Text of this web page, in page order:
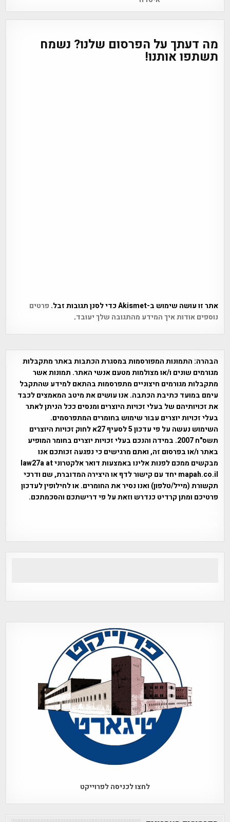
מה דעתך על הפרסום שלנו? נשמח
תשתפו אותנו!
אתר זו עושה שימוש ב-Akismet כדי לסנן תגובות זבל.
פרטים
נוספים אודות איך המידע מהתגובה שלך יעובד.
הבהרה: התמונות המפורסמות במסגרת הכתבות באתר מתקבלות
מגורמים שונים ו/או מצולמות מטעם אנשי האתר. תמונות אשר
מתקבלות מגורמים חיצוניים מתפרסמות בהתאם למידע שהתקבל
עימם במועד כתיבת הכתבה. אנו עושים את מיטב המאמצים לכבד
את זכויותיהם של בעלי זכויות היוצרים ומנסים ככל הניתן לאתר
בעלי זכויות יוצרים עבור שימוש בחומרים המתפרסמים.
השימוש נעשה על פי עדכון 5 לסעיף 27א לחוק זכויות היוצרים
תשס"ח 2007. במידה והנכם בעלי זכויות יוצרים בחומר המופיע
באתר ו/או בפרסום זה, ואתם מרגישים כי נפגעה זכותכם אנו
מבקשים ממכם לפנות אלינו באמצעות דואר אלקטרוני law27a at
mapah.co.il יחד עם קישור לדף או היצירה המדוברת, שם ודרכי
תקשורת (מייל/טלפון) ואנו נסיר את החומרים. או לחילופין לעדכון
פרטיכם ומתן קרדיט כנדרש וזאת על פי דרישתכם והסכמתכם.
לחצו לכניסה לפרוייקט